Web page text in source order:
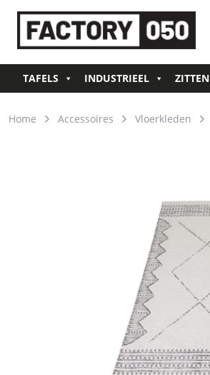
TAFELS INDUSTRIEEL ZITTEN
Home Accessoires Vloerkleden